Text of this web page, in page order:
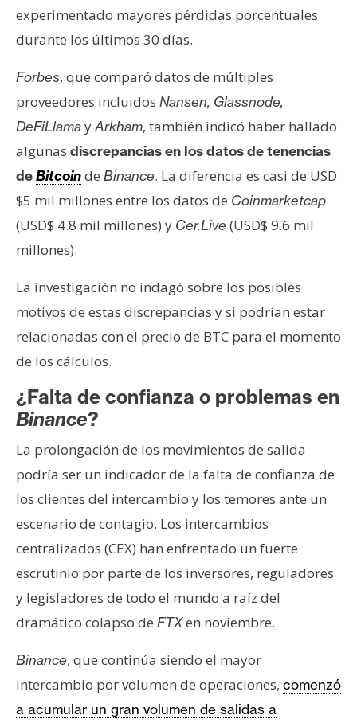
experimentado mayores pérdidas porcentuales
durante los últimos 30 días.
Forbes, que comparó datos de múltiples
proveedores incluidos Nansen, Glassnode,
DeFiLlamayArkham, también indicó haber hallado
algunas discrepancias en los datos de tenencias
deBitcoinde Binance. La diferencia es casi de USD
$5 mil millones entre los datos de Coinmarketcap
(USD$ 4.8 mil millones) y Cer.Live (USD$ 9.6 mil
millones).
La investigación no indagó sobre los posibles
motivos de estas discrepancias y si podrían estar
relacionadas con el precio de BTC para el momento
de los cálculos.
¿Falta de confianza o problemas en
Binance?
La prolongación de los movimientos de salida
podría ser un indicador de la falta de confianza de
los clientes del intercambio y los temores ante un
escenario de contagio. Los intercambios
centralizados (CEX) han enfrentado un fuerte
escrutinio por parte de los inversores, reguladores
y legisladores de todo el mundo a raíz del
dramático colapso de FTXen noviembre.
Binance, que continúa siendo el mayor
intercambio por volumen de operaciones, comenzó
a acumular un gran volumen de salidas a